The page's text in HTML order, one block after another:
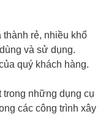
thành rẻ, nhiều khổ
và sử dụng.
quý khách hàng.
trong những dụng cụ
các công trình xây